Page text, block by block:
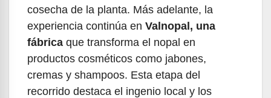
cosecha de la planta. Más adelante, la
experiencia continúa en Valnopal, una
fábrica que transforma el nopal en
productos cosméticos como jabones,
cremas y shampoos. Esta etapa del
recorrido destaca el ingenio local y los